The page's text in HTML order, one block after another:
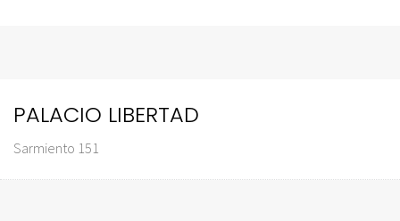
PALACIO LIBERTAD
Sarmiento 151